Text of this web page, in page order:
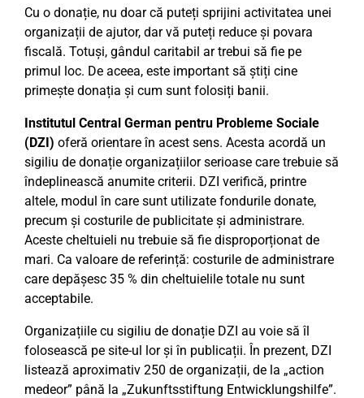
Cu o donație, nu doar că puteți sprijini activitatea unei
organizații de ajutor, dar vă puteți reduce și povara
fiscală. Totuși, gândul caritabil ar trebui să fie pe
primul loc. De aceea, este important să știți cine
primește donația și cum sunt folosiți banii.
Institutul Central German pentru Probleme Sociale
(DZI) oferă orientare în acest sens. Acesta acordă un
sigiliu de donație organizațiilor serioase care trebuie să
îndeplinească anumite criterii. DZI verifică, printre
altele, modul în care sunt utilizate fondurile donate,
precum și costurile de publicitate și administrare.
Aceste cheltuieli nu trebuie să fie disproporționat de
mari. Ca valoare de referință: costurile de administrare
care depășesc 35 % din cheltuielile totale nu sunt
acceptabile.
Organizațiile cu sigiliu de donație DZI au voie să îl
folosească pe site-ul lor și în publicații. În prezent, DZI
listează aproximativ 250 de organizații, de la „action
medeor” până la „Zukunftsstiftung Entwicklungshilfe”.